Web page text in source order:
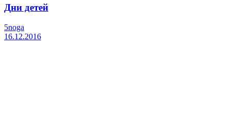
Дни детей
5noga
16.12.2016